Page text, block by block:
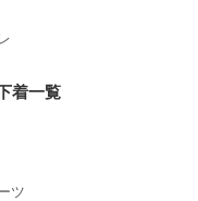
着一覧
ツ